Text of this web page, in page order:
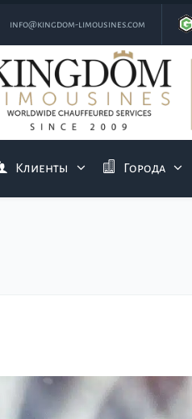
info@kingdom-limousines.com
Клиенты Города